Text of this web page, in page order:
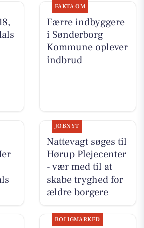
FAKTA OM
Færre indbyggere
i Sønderborg
Kommune oplever
indbrud
JOBNYT
Nattevagt søges til
Hørup Plejecenter
- vær med til at
skabe tryghed for
ældre borgere
BOLIGMARKED